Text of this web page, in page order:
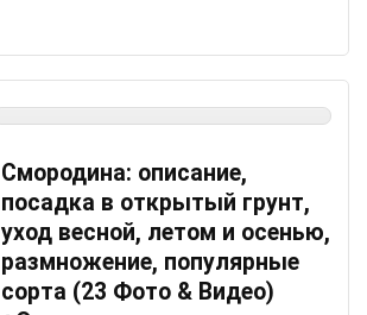
Смородина: описание,
посадка в открытый грунт,
уход весной, летом и осенью,
размножение, популярные
сорта (23 Фото & Видео)